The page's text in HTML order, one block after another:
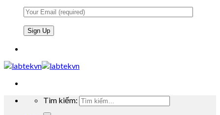
Tìm kiếm: